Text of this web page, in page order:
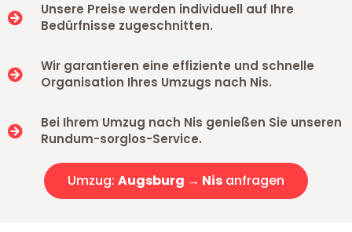
Unsere Preise werden individuell auf Ihre
Bedürfnisse zugeschnitten.
Wir garantieren eine effiziente und schnelle
Organisation Ihres Umzugs nach Nis.
Bei Ihrem Umzug nach Nis genießen Sie unseren
Rundum-sorglos-Service.
Umzug: Augsburg → Nis anfragen